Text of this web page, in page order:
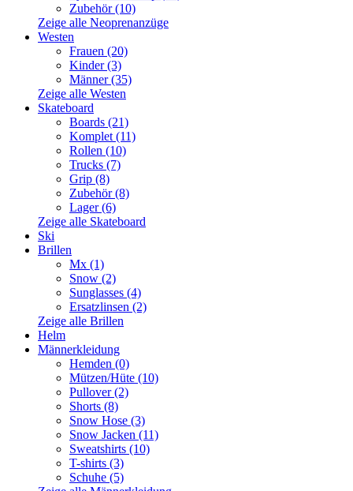
Zubehör (10)
Zeige alle Neoprenanzüge
Westen
Frauen (20)
Kinder (3)
Männer (35)
Zeige alle Westen
Skateboard
Boards (21)
Komplet (11)
Rollen (10)
Trucks (7)
Grip (8)
Zubehör (8)
Lager (6)
Zeige alle Skateboard
Ski
Brillen
Mx (1)
Snow (2)
Sunglasses (4)
Ersatzlinsen (2)
Zeige alle Brillen
Helm
Männerkleidung
Hemden (0)
Mützen/Hüte (10)
Pullover (2)
Shorts (8)
Snow Hose (3)
Snow Jacken (11)
Sweatshirts (10)
T-shirts (3)
Schuhe (5)